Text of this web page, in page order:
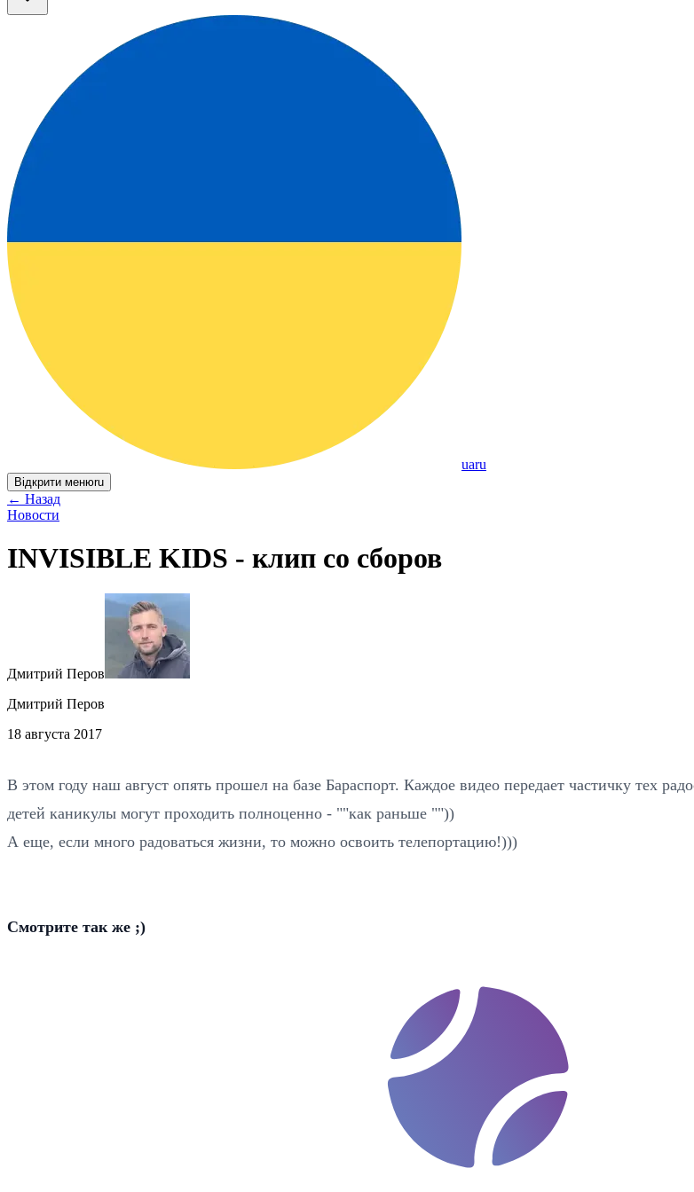
uaru
Відкрити менюru
← Назад
Новости
INVISIBLE KIDS - клип со сборов
Дмитрий Перов
Дмитрий Перов
18 августа 2017
В этом году наш август опять прошел на базе Бараспорт. Каждое видео передает частичку тех
детей каникулы могут проходить полноценно - ""как раньше ""))
А еще, если много радоваться жизни, то можно освоить телепортацию!)))
Смотрите так же ;)